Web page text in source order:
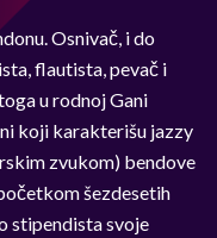
Osnivač, i do
flautista, pevač i
u rodnoj Gani
koji karakterišu jazzy
zvukom) bendove
šezdesetih
stipendista svoje